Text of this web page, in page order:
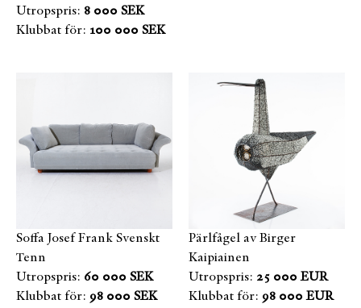
Utropspris: 8 000 SEK
Klubbat för: 100 000 SEK
Soffa Josef Frank Svenskt
Tenn
Utropspris: 60 000 SEK
Klubbat för: 98 000 SEK
Pärlfågel av Birger
Kaipiainen
Utropspris: 25 000 EUR
Klubbat för: 98 000 EUR